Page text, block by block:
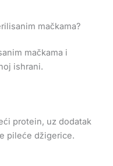
mačkama?
mačkama i
ishrani.
protein, uz dodatak
pileće džigerice.